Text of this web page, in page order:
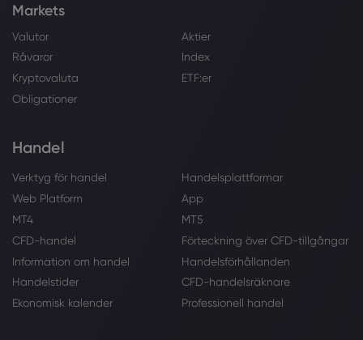
Markets
Valutor
Aktier
Råvaror
Index
Kryptovaluta
ETF:er
Obligationer
Handel
Verktyg för handel
Handelsplattformar
Web Platform
App
MT4
MT5
CFD-handel
Förteckning över CFD-tillgångar
Information om handel
Handelsförhållanden
Handelstider
CFD-handelsräknare
Ekonomisk kalender
Professionell handel